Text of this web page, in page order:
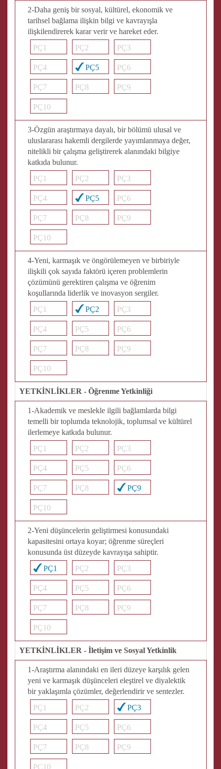
2-Daha geniş bir sosyal, kültürel, ekonomik ve
tarihsel bağlama ilişkin bilgi ve kavrayışla
ilişkilendirerek karar verir ve hareket eder.
PÇ1
PÇ2 PÇ3
PÇ4 PÇ5 PÇ6
PÇ7 PÇ8 PÇ9
PÇ10
3-Özgün araştırmaya dayalı, bir bölümü ulusal ve
uluslararası hakemli dergilerde yayımlanmaya değer,
nitelikli bir çalışma geliştirerek alanındaki bilgiye
katkıda bulunur.
PÇ1
PÇ2 PÇ3
PÇ4 PÇ5 PÇ6
PÇ7 PÇ8 PÇ9
PÇ10
4-Yeni, karmaşık ve öngörülemeyen ve birbiriyle
ilişkili çok sayıda faktörü içeren problemlerin
çözümünü gerektiren çalışma ve öğrenim
koşullarında liderlik ve inovasyon sergiler.
PÇ1
PÇ2 PÇ3
PÇ4 PÇ5 PÇ6
PÇ7 PÇ8 PÇ9
PÇ10
YETKİNLİKLER - Öğrenme Yetkinliği
1-Akademik ve meslekle ilgili bağlamlarda bilgi
temelli bir toplumda teknolojik, toplumsal ve kültürel
ilerlemeye katkıda bulunur.
PÇ1
PÇ2 PÇ3
PÇ4 PÇ5 PÇ6
PÇ7 PÇ8 PÇ9
PÇ10
2-Yeni düşüncelerin geliştirmesi konusundaki
kapasitesini ortaya koyar; öğrenme süreçleri
konusunda üst düzeyde kavrayışa sahiptir.
PÇ1
PÇ2 PÇ3
PÇ4 PÇ5 PÇ6
PÇ7 PÇ8 PÇ9
PÇ10
YETKİNLİKLER - İletişim ve Sosyal Yetkinlik
1-Araştırma alanındaki en ileri düzeye karşılık gelen
yeni ve karmaşık düşünceleri eleştirel ve diyalektik
bir yaklaşımla çözümler, değerlendirir ve sentezler.
PÇ1
PÇ2 PÇ3
PÇ4 PÇ5 PÇ6
PÇ7 PÇ8 PÇ9
PÇ10